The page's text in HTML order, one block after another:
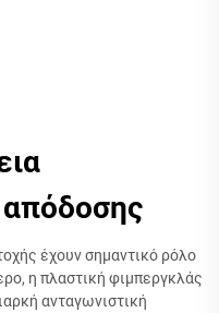
έχουν σημαντικό ρόλο
η πλαστική φιμπεργκλάς
ανταγωνιστική